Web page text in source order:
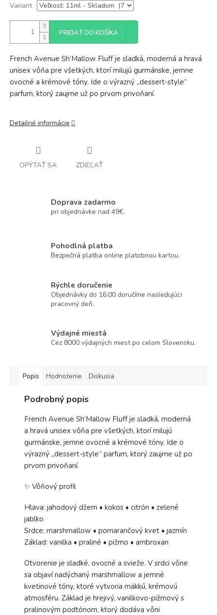
Variant
PRIDAŤ DO KOŠÍKA
French Avenue Sh’Mallow Fluff je sladká, moderná a hravá
unisex vôňa pre všetkých, ktorí milujú gurmánske, jemne
ovocné a krémové tóny. Ide o výrazný „dessert-style“
parfum, ktorý zaujme už po prvom privoňaní.
Detailné informácie
OPÝTAŤ SA ZDIEĽAŤ
Doprava zadarmo
pri objednávke nad 49€.
Pohodlná platba
Bezpečná platba online platobnou kartou.
Rýchle doručenie
Objednávky do 16:00 doručíme nasledujúci
pracovný deň.
Výdajné miestá
Cez 8000 výdajných miest po celom Slovensku.
Popis Hodnotenie Diskusia
Podrobný popis
French Avenue Sh’Mallow Fluff je sladká, moderná
a hravá unisex vôňa pre všetkých, ktorí milujú
gurmánske, jemne ovocné a krémové tóny. Ide o
výrazný „dessert-style“ parfum, ktorý zaujme už po
prvom privoňaní.
✨ Vôňový profil
Hlava: jahodový džem • kokos • citrón • zelené
jablko
Srdce: marshmallow • pomarančový kvet • jazmín
Základ: vanilka • praliné • pižmo • ambroxan
Otvorenie je sladké, ovocné a svieže. V srdci vône
sa objaví nadýchaný marshmallow a jemné
kvetinové tóny, ktoré vytvoria mäkkú, krémovú
atmosféru. Základ je hrejivý, vanilkovo-pižmový s
pralinovým podtónom, ktorý dodáva vôni